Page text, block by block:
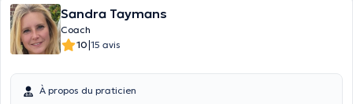
Sandra Taymans
Coach
10|15 avis
À propos du praticien